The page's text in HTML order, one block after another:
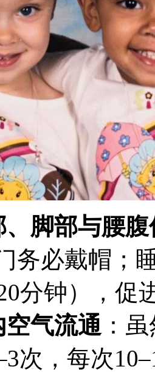
脚部与腰腹
务必戴帽；
分钟），促
气流通 ：
次，每次